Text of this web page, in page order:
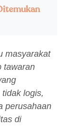
masyarakat
tawaran
logis,
perusahaan
di